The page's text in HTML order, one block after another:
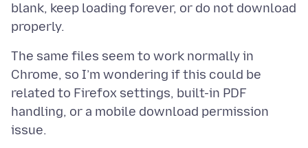
blank, keep loading forever, or do not download
The same files seem to work normally in
Chrome, so I’m wondering if this could be
related to Firefox settings, built-in PDF
handling, or a mobile download permission